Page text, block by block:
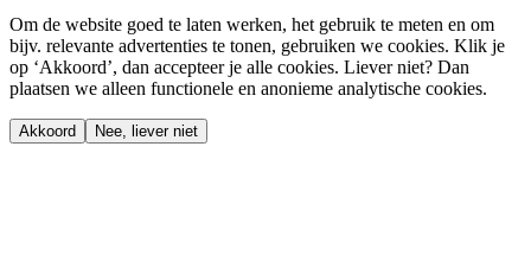
Om de website goed te laten werken, het gebruik te meten en om
bijv. relevante advertenties te tonen, gebruiken we cookies. Klik je
op ‘Akkoord’, dan accepteer je alle cookies. Liever niet? Dan
plaatsen we alleen functionele en anonieme analytische cookies.
Akkoord Nee, liever niet